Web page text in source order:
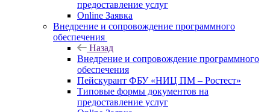
предоставление услуг
Online Заявка
Внедрение и сопровождение программного
обеспечения
Назад
Внедрение и сопровождение программного
обеспечения
Пейскурант ФБУ «НИЦ ПМ – Ростест»
Типовые формы документов на
предоставление услуг